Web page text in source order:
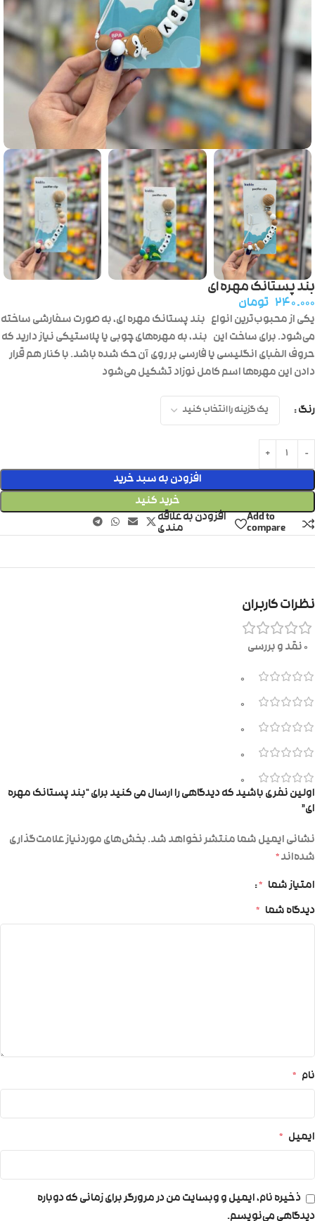
بند پستانک مهره ای
۲۴۰.۰۰۰ تومان
یکی از محبوب‌ترین ‌انواع بند پستانک مهره‌ ای، به صورت سفارشی ساخته
می‌شود. برای ساخت این بند، به مهره‌های چوبی یا پلاستیکی نیاز دارید که
حروف الفبای انگلیسی یا فارسی بر روی آن حک شده باشد. با کنار هم قرار
دادن این مهره‌ها اسم کامل نوزاد تشکیل می‌شود
رنگ
افزودن به سبد خرید
خرید کنید
Add to
compare
افزودن به علاقه
مندی
نظرات کاربران
0 نقد و بررسی
0
0
0
0
0
اولین نفری باشید که دیدگاهی را ارسال می کنید برای “بند پستانک مهره
ای”
نشانی ایمیل شما منتشر نخواهد شد.بخش‌های موردنیاز علامت‌گذاری
شده‌اند*
امتیاز شما *
دیدگاه شما *
نام *
ایمیل *
ذخیره نام، ایمیل و وبسایت من در مرورگر برای زمانی که دوباره
دیدگاهی می‌نویسم.